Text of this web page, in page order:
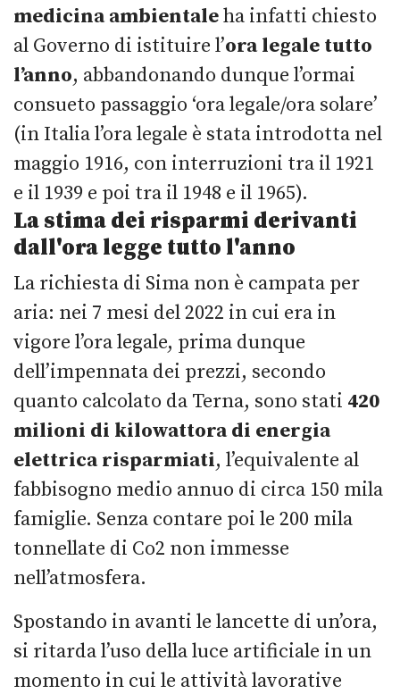
medicina ambientaleha infatti chiesto
al Governo di istituire l’ora legale tutto
l’anno, abbandonando dunque l’ormai
consueto passaggio ‘ora legale/ora solare’
(in Italia l’ora legale è stata introdotta nel
maggio 1916, con interruzioni tra il 1921
e il 1939 e poi tra il 1948 e il 1965).
La stima dei risparmi derivanti
dall'ora legge tutto l'anno
La richiesta di Sima non è campata per
aria: nei 7 mesi del 2022 in cui era in
vigore l’ora legale, prima dunque
dell’impennata dei prezzi, secondo
quanto calcolato da Terna, sono stati 420
milioni di kilowattora di energia
elettrica risparmiati, l’equivalente al
fabbisogno medio annuo di circa 150 mila
famiglie. Senza contare poi le 200 mila
tonnellate di Co2 non immesse
nell’atmosfera.
Spostando in avanti le lancette di un’ora,
si ritarda l’uso della luce artificiale in un
momento in cui le attività lavorative